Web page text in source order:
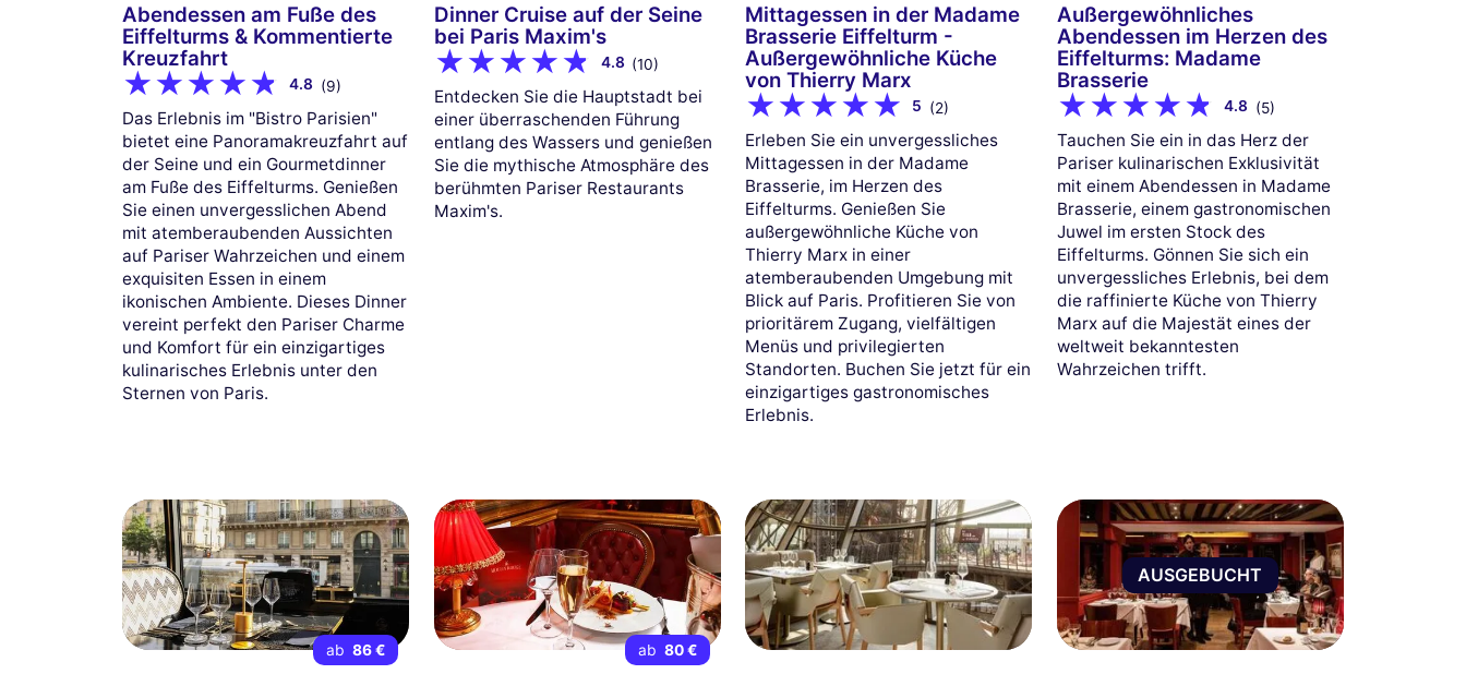
Abendessen am Fuße des
Eiffelturms & Kommentierte
Kreuzfahrt
4.8 (9)
Das Erlebnis im "Bistro Parisien"
bietet eine Panoramakreuzfahrt auf
der Seine und ein Gourmetdinner
am Fuße des Eiffelturms. Genießen
Sie einen unvergesslichen Abend
mit atemberaubenden Aussichten
auf Pariser Wahrzeichen und einem
exquisiten Essen in einem
ikonischen Ambiente. Dieses Dinner
vereint perfekt den Pariser Charme
und Komfort für ein einzigartiges
kulinarisches Erlebnis unter den
Sternen von Paris.
Dinner Cruise auf der Seine
bei Paris Maxim's
4.8 (10)
Entdecken Sie die Hauptstadt bei
einer überraschenden Führung
entlang des Wassers und genießen
Sie die mythische Atmosphäre des
berühmten Pariser Restaurants
Maxim's.
Mittagessen in der Madame
Brasserie Eiffelturm -
Außergewöhnliche Küche
von Thierry Marx
5 (2)
Erleben Sie ein unvergessliches
Mittagessen in der Madame
Brasserie, im Herzen des
Eiffelturms. Genießen Sie
außergewöhnliche Küche von
Thierry Marx in einer
atemberaubenden Umgebung mit
Blick auf Paris. Profitieren Sie von
prioritärem Zugang, vielfältigen
Menüs und privilegierten
Standorten. Buchen Sie jetzt für ein
einzigartiges gastronomisches
Erlebnis.
Außergewöhnliches
Abendessen im Herzen des
Eiffelturms: Madame
Brasserie
4.8 (5)
Tauchen Sie ein in das Herz der
Pariser kulinarischen Exklusivität
mit einem Abendessen in Madame
Brasserie, einem gastronomischen
Juwel im ersten Stock des
Eiffelturms. Gönnen Sie sich ein
unvergessliches Erlebnis, bei dem
die raffinierte Küche von Thierry
Marx auf die Majestät eines der
weltweit bekanntesten
Wahrzeichen trifft.
ab 86 € ab 80 €
AUSGEBUCHT